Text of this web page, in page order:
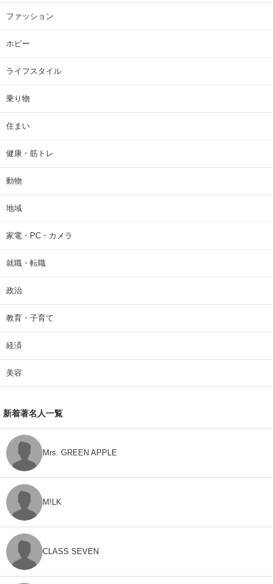
ファッション
ホビー
ライフスタイル
乗り物
住まい
健康・筋トレ
動物
地域
家電・PC・カメラ
就職・転職
政治
教育・子育て
経済
美容
新着著名人一覧
Mrs. GREEN APPLE
M!LK
CLASS SEVEN